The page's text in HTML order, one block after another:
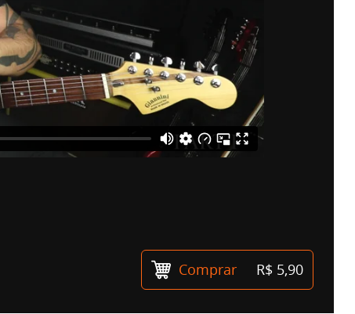
Comprar R$ 5,90